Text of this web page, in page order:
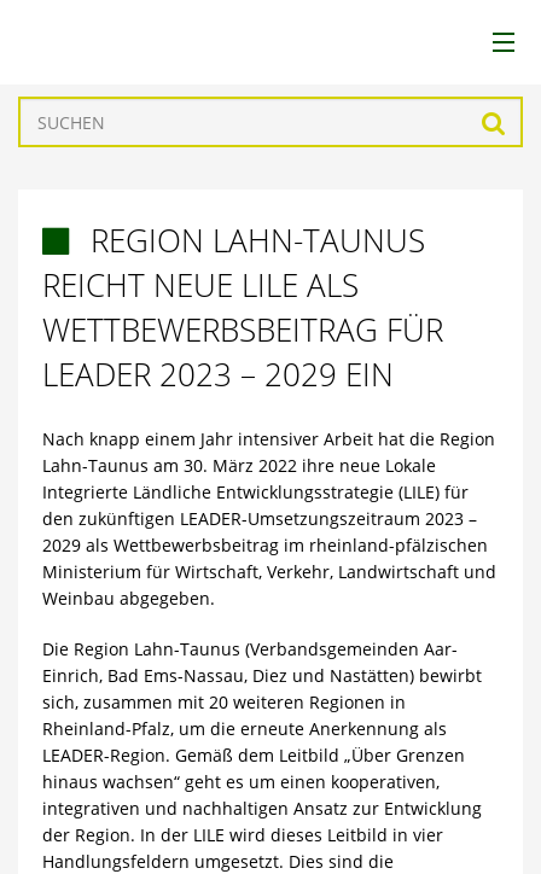
LEADER
REGION
FÖRDERUNGEN
PROJEKTE
AKTUELLES
DOWNLOADS
REGION LAHN-TAUNUS
REICHT NEUE LILE ALS
WETTBEWERBSBEITRAG FÜR
LEADER 2023 – 2029 EIN
Nach knapp einem Jahr intensiver Arbeit hat die Region
Lahn-Taunus am 30. März 2022 ihre neue Lokale
Integrierte Ländliche Entwicklungsstrategie (LILE) für
den zukünftigen LEADER-Umsetzungszeitraum 2023 –
2029 als Wettbewerbsbeitrag im rheinland-pfälzischen
Ministerium für Wirtschaft, Verkehr, Landwirtschaft und
Weinbau abgegeben.
Die Region Lahn-Taunus (Verbandsgemeinden Aar-
Einrich, Bad Ems-Nassau, Diez und Nastätten) bewirbt
sich, zusammen mit 20 weiteren Regionen in
Rheinland-Pfalz, um die erneute Anerkennung als
LEADER-Region. Gemäß dem Leitbild „Über Grenzen
hinaus wachsen“ geht es um einen kooperativen,
integrativen und nachhaltigen Ansatz zur Entwicklung
der Region. In der LILE wird dieses Leitbild in vier
Handlungsfeldern umgesetzt. Dies sind die